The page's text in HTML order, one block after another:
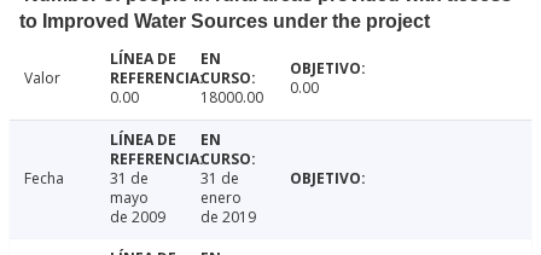
to Improved Water Sources under the project
Valor
0.00
18000.00 0.00
Fecha
31 de
mayo
de 2009
31 de
enero
de 2019